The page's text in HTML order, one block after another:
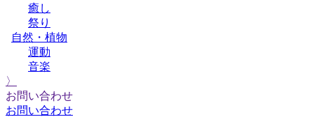
癒し
祭り
自然・植物
運動
音楽
〉
お問い合わせ
お問い合わせ